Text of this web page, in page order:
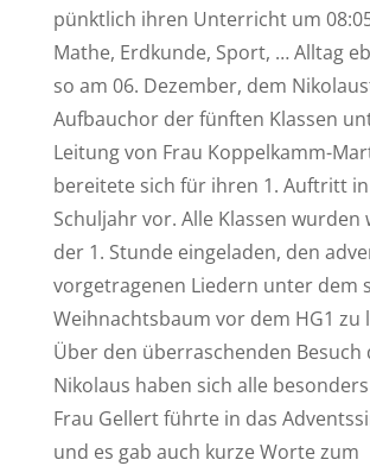
pünktlich ihren Unterricht um
Mathe, Erdkunde, Sport, … Alltag
so am 06. Dezember, dem
Aufbauchor der fünften Klassen
Leitung von Frau Koppelkamm-
bereitete sich für ihren 1. Auftritt
Schuljahr vor. Alle Klassen wurden
der 1. Stunde eingeladen, den
vorgetragenen Liedern unter dem
Weihnachtsbaum vor dem HG1 zu
Über den überraschenden Besuch
Nikolaus haben sich alle
Frau Gellert führte in das
und es gab auch kurze Worte zum